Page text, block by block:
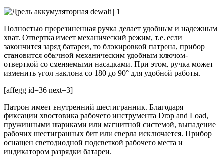
Полностью прорезиненная ручка делает удобным и надежным
хват. Отвертка имеет механический режим, т.е. если
закончится заряд батареи, то блокировкой патрона, прибор
становится обычной механическим удобным ключом-
отверткой со сменяемыми насадками. При этом, ручка может
изменить угол наклона со 180 до 90° для удобной работы.
[affegg id=36 next=3]
Патрон имеет внутренний шестигранник. Благодаря
фиксации хвостовика рабочего инструмента Drop and Load,
пружинными шариками или магнитной системой, выпадение
рабочих шестигранных бит или сверла исключается. Прибор
оснащен светодиодной подсветкой рабочего места и
индикатором разрядки батареи.